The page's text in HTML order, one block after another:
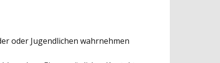
oder Jugendlichen wahrnehmen